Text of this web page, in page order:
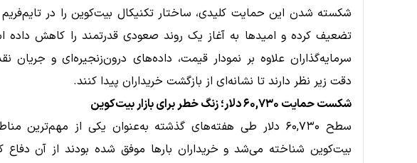
شکسته شدن این حمایت کلیدی، ساختار تکنیکال بیت‌کوین را در
تضعیف کرده و امیدها به آغاز یک روند صعودی قدرتمند را کاهش داده
سرمایه‌گذاران علاوه بر نمودار قیمت، داده‌های درون‌زنجیره‌ای و جریان
دقت زیر نظر دارند تا نشانه‌ای از بازگشت خریداران پیدا کنند.
شکست حمایت ۶۰,۷۳۰ دلار؛ زنگ خطر برای بازار بیت‌کوین
سطح ۶۰,۷۳۰ دلار طی هفته‌های گذشته به‌عنوان یکی از مهم‌ترین
بیت‌کوین شناخته می‌شد و خریداران بارها موفق شده بودند از آن دفاع